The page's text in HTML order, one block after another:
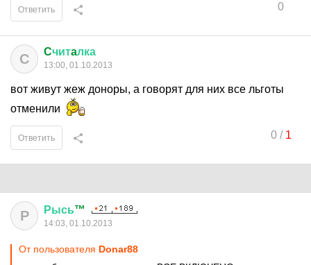
0
Ответить
C Cчитaлка
13:00, 01.10.2013
вот живут жеж доноры, а говорят для них все льготы
отменили
0/ 1
Ответить
Р Рысь™
14:03, 01.10.2013
От пользователя Donar88